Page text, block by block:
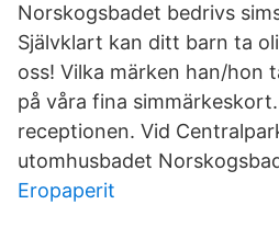
Norskogsbadet bedrivs
Självklart kan ditt barn ta
oss! Vilka märken han/hon
på våra fina
receptionen. Vid
utomhusbadet
Eropaperit